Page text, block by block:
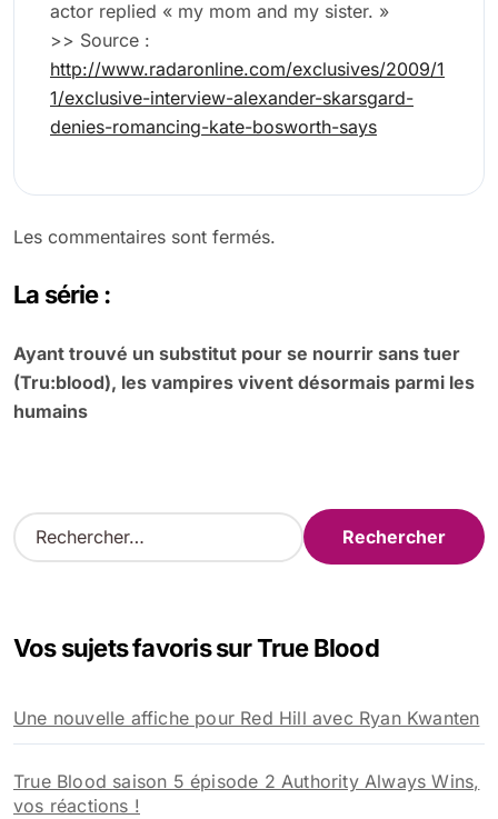
actor replied « my mom and my sister. »
>> Source :
http://www.radaronline.com/exclusives/2009/1
1/exclusive-interview-alexander-skarsgard-
denies-romancing-kate-bosworth-says
Les commentaires sont fermés.
La série :
Ayant trouvé un substitut pour se nourrir sans tuer
(Tru:blood), les vampires vivent désormais parmi les
humains
R
e
r
e
r
:
Vos sujets favoris sur True Blood
Une nouvelle affiche pour Red Hill avec Ryan Kwanten
True Blood saison 5 épisode 2 Authority Always Wins,
vos réactions !